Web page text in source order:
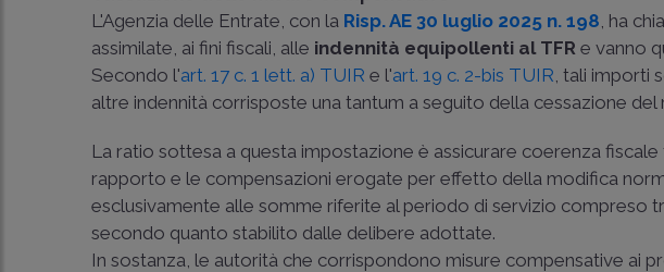
L'Agenzia delle Entrate, con la Risp. AE 30 luglio 2025 n. 198, ha
assimilate, ai fini fiscali, alle indennità equipollenti al TFR e vanno
Secondo l'art. 17 c. 1 lett. a) TUIR e l'art. 19 c. 2-bis TUIR, tali importi
altre indennità corrisposte una tantum a seguito della cessazione
La ratio sottesa a questa impostazione è assicurare coerenza
rapporto e le compensazioni erogate per effetto della modifica
esclusivamente alle somme riferite al periodo di servizio compreso
secondo quanto stabilito dalle delibere adottate.
In sostanza, le autorità che corrispondono misure compensative ai